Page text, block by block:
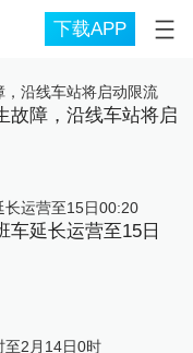
下载APP
故障，沿线车站将启
车延长运营至15日